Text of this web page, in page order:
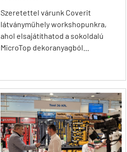
Szeretettel várunk Coverit
látványműhely workshopunkra,
ahol elsajátíthatod a sokoldalú
MicroTop dekoranyagból...